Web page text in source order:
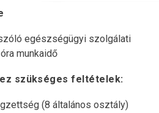
egészségügyi szolgálati
munkaidő
szükséges feltételek:
(8 általános osztály)